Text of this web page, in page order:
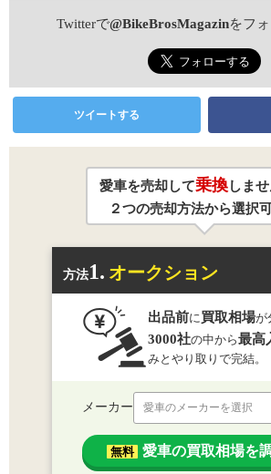
Twitterで@BikeBrosMagazinをフ
ツイートする
愛車を売却して乗換しませ
２つの売却方法から選択
方法1. オークション
出品前に 買取相場が
3000社の中から最高
みとやり取りで完結。
メーカー 愛車のメーカーを選択
無料 愛車の買取相場を